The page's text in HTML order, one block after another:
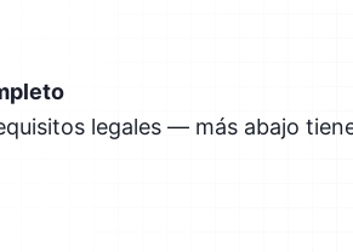
legales — más abajo